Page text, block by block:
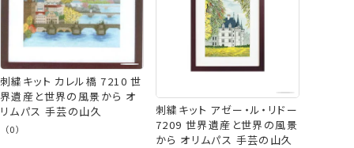
刺繍キット カレル橋 7210 世
界遺産と世界の風景から オ
リムパス 手芸の山久
（0）
刺繍キット アゼー・ル・リドー
7209 世界遺産と世界の風景
から オリムパス 手芸の山久